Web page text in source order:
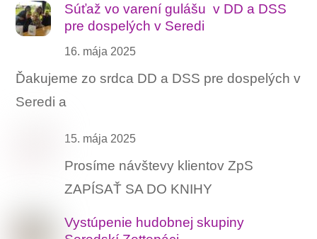
Súťaž vo varení gulášu ‍ v DD a DSS
pre dospelých v Seredi
16. mája 2025
Ďakujeme zo srdca DD a DSS pre dospelých v
Seredi a
15. mája 2025
Prosíme návštevy klientov ZpS
ZAPÍSAŤ SA DO KNIHY
Vystúpenie hudobnej skupiny